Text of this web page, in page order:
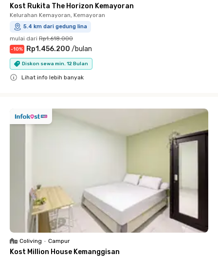
Kost Rukita The Horizon Kemayoran
Kelurahan Kemayoran, Kemayoran
5.4 km dari gedung lina
mulai dari Rp1.618.000
-10% Rp1.456.200 /bulan
Diskon sewa min. 12 Bulan
Lihat info lebih banyak
Coliving • Campur
Kost Million House Kemanggisan